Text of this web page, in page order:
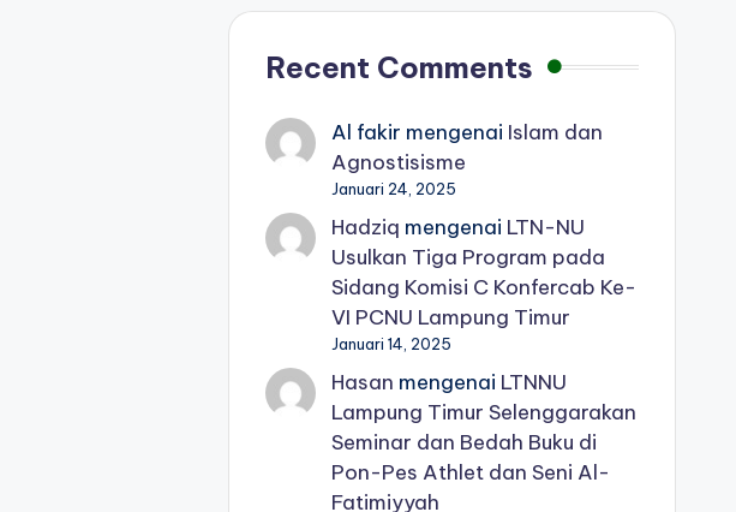
Recent Comments
Al fakir mengenai Islam dan
Agnostisisme
Januari 24, 2025
Hadziq mengenai LTN-NU
Usulkan Tiga Program pada
Sidang Komisi C Konfercab Ke-
VI PCNU Lampung Timur
Januari 14, 2025
Hasan mengenai LTNNU
Lampung Timur Selenggarakan
Seminar dan Bedah Buku di
Pon-Pes Athlet dan Seni Al-
Fatimiyyah